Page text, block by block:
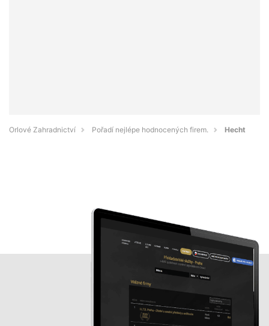
Orlové Zahradnictví Pořadí nejlépe hodnocených firem. Hecht